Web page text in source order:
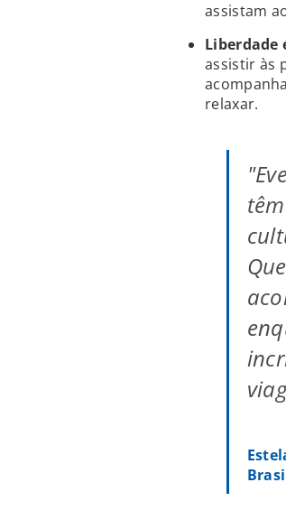
assistam
Liberdade
assistir às
relaxar.